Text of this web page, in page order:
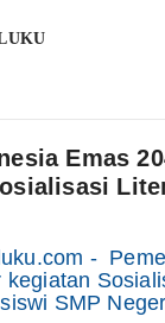
Emas
-
kegiatan
SMP